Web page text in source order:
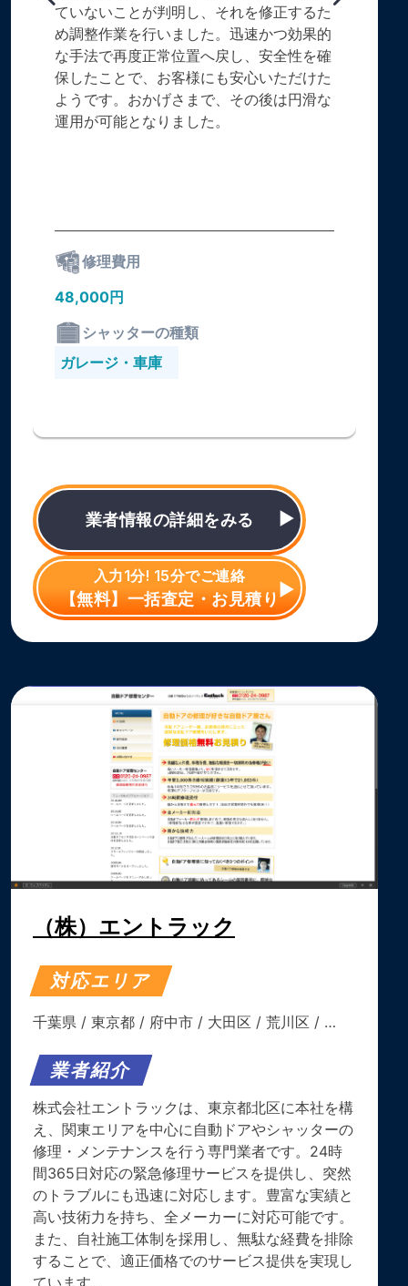
ていないことが判明し、それを修正するた
め調整作業を行いました。迅速かつ効果的
な手法で再度正常位置へ戻し、安全性を確
保したことで、お客様にも安心いただけた
ようです。おかげさまで、その後は円滑な
運用が可能となりました。
修理費用
48,000円
シャッターの種類
ガレージ・車庫
業者情報の詳細をみる
入力1分! 15分でご連絡
【無料】一括査定・お見積り
（株）エントラック
対応エリア
千葉県 / 東京都 / 府中市 / 大田区 / 荒川区 / …
業者紹介
株式会社エントラックは、東京都北区に本社を構
え、関東エリアを中心に自動ドアやシャッターの
修理・メンテナンスを行う専門業者です。24時
間365日対応の緊急修理サービスを提供し、突然
のトラブルにも迅速に対応します。豊富な実績と
高い技術力を持ち、全メーカーに対応可能です。
また、自社施工体制を採用し、無駄な経費を排除
することで、適正価格でのサービス提供を実現し
ています。